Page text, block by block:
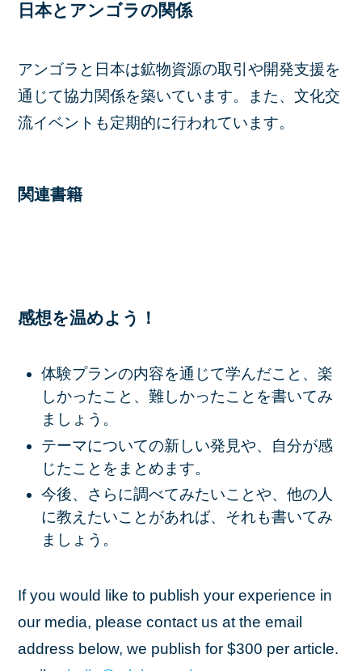
日本とアンゴラの関係
アンゴラと日本は鉱物資源の取引や開発支援を
通じて協力関係を築いています。また、文化交
流イベントも定期的に行われています。
関連書籍
感想を温めよう！
体験プランの内容を通じて学んだこと、楽
しかったこと、難しかったことを書いてみ
ましょう。
テーマについての新しい発見や、自分が感
じたことをまとめます。
今後、さらに調べてみたいことや、他の人
に教えたいことがあれば、それも書いてみ
ましょう。
If you would like to publish your experience in
our media, please contact us at the email
address below, we publish for $300 per article.